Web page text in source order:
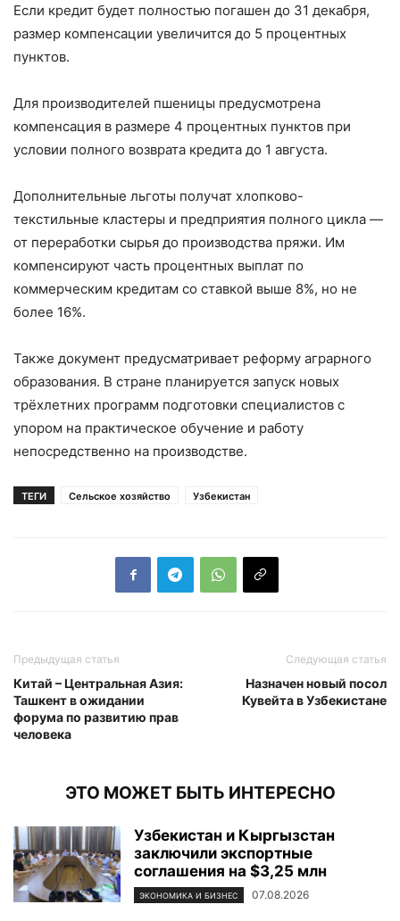
Если кредит будет полностью погашен до 31 декабря,
размер компенсации увеличится до 5 процентных
пунктов.
Для производителей пшеницы предусмотрена
компенсация в размере 4 процентных пунктов при
условии полного возврата кредита до 1 августа.
Дополнительные льготы получат хлопково-
текстильные кластеры и предприятия полного цикла —
от переработки сырья до производства пряжи. Им
компенсируют часть процентных выплат по
коммерческим кредитам со ставкой выше 8%, но не
более 16%.
Также документ предусматривает реформу аграрного
образования. В стране планируется запуск новых
трёхлетних программ подготовки специалистов с
упором на практическое обучение и работу
непосредственно на производстве.
ТЕГИ Сельское хозяйство Узбекистан
Предыдущая статья
Китай – Центральная Азия:
Ташкент в ожидании
форума по развитию прав
человека
Следующая статья
Назначен новый посол
Кувейта в Узбекистане
ЭТО МОЖЕТ БЫТЬ ИНТЕРЕСНО
Узбекистан и Кыргызстан
заключили экспортные
соглашения на $3,25 млн
ЭКОНОМИКА И БИЗНЕС 07.08.2026